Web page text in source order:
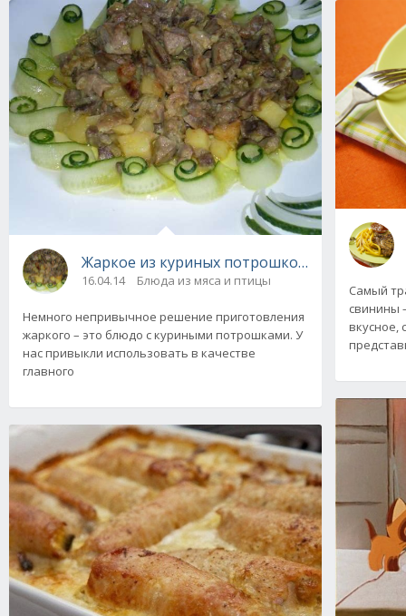
Жаркое из куриных потрошков. Пошаговый
16.04.14 Блюда из мяса и птицы
Немного непривычное решение приготовления
жаркого – это блюдо с куриными потрошками. У
нас привыкли использовать в качестве
главного
Самый
свинины
вкусное,